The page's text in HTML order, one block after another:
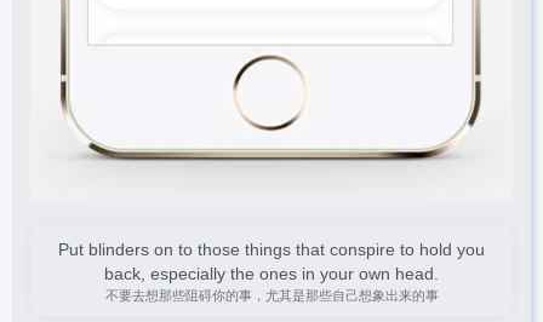
Put blinders on to those things that conspire to hold you
back, especially the ones in your own head.
不要去想那些阻碍你的事，尤其是那些自己想象出来的事